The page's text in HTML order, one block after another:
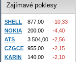
Zajímavé poklesy
SHELL 877,00
-10,33
NOKIA
200,00
-4,40
ATS
3 504,00
-2,56
CZGCE
955,00
-2,15
KARIN
140,00 -2,10